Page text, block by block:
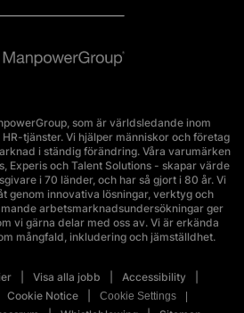
som är världsledande inom
tjänster. Vi hjälper människor och företag
i ständig förändring. Våra varumärken
Experis och Talent Solutions - skapar värde
i 70 länder, och har så gjort i 80 år. Vi
genom innovativa lösningar, verktyg och
arbetsmarknadsundersökningar ger
vi gärna delar med oss av. Vi är erkända
mångfald, inkludering och jämställdhet.
Visa alla jobb
Accessibility
Cookie Notice Cookie Settings